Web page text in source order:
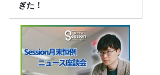
ぎた！